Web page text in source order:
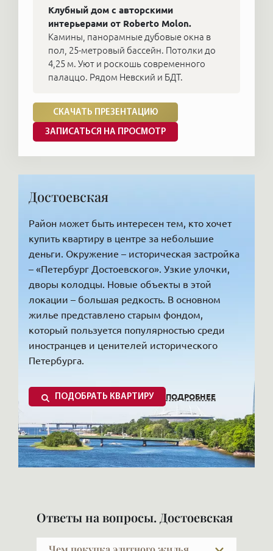
Клубный дом с авторскими
интерьерами от Roberto Molon.
Камины, панорамные дубовые окна в
пол, 25-метровый бассейн. Потолки до
4,25 м. Уют и роскошь современного
палаццо. Рядом Невский и БДТ.
СКАЧАТЬ ПРЕЗЕНТАЦИЮ
ЗАПИСАТЬСЯ НА ПРОСМОТР
Достоевская
Район может быть интересен тем, кто хочет
купить квартиру в центре за небольшие
деньги. Окружение – историческая застройка
– «Петербург Достоевского». Узкие улочки,
дворы колодцы. Новые объекты в этой
локации – большая редкость. В основном
жилье представлено старым фондом,
который пользуется популярностью среди
иностранцев и ценителей исторического
Петербурга.
ПОДОБРАТЬ КВАРТИРУ ПОДРОБНЕЕ
площади в месте слияния Владимирского и
Загородного проспектов. Станция названа в
Ответы на вопросы. Достоевская